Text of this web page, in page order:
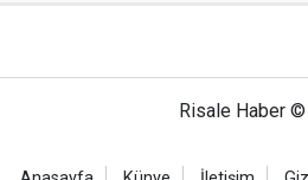
Risale Haber